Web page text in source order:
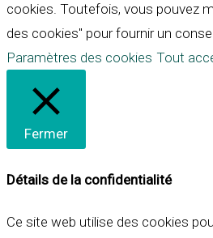
cookies. Toutefois, vous pouvez
des cookies" pour fournir un
Paramètres des cookies Tout
Fermer
Détails de la confidentialité
Ce site web utilise des cookies